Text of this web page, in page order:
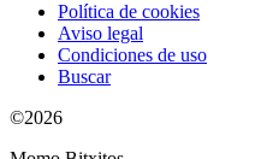
Política de cookies
Aviso legal
Condiciones de uso
Buscar
©2026